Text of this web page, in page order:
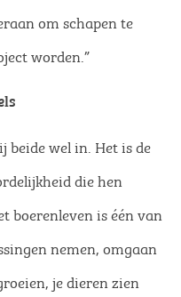
om schapen te
worden.”
beide wel in. Het is de
die hen
boerenleven is één van
nemen, omgaan
je dieren zien